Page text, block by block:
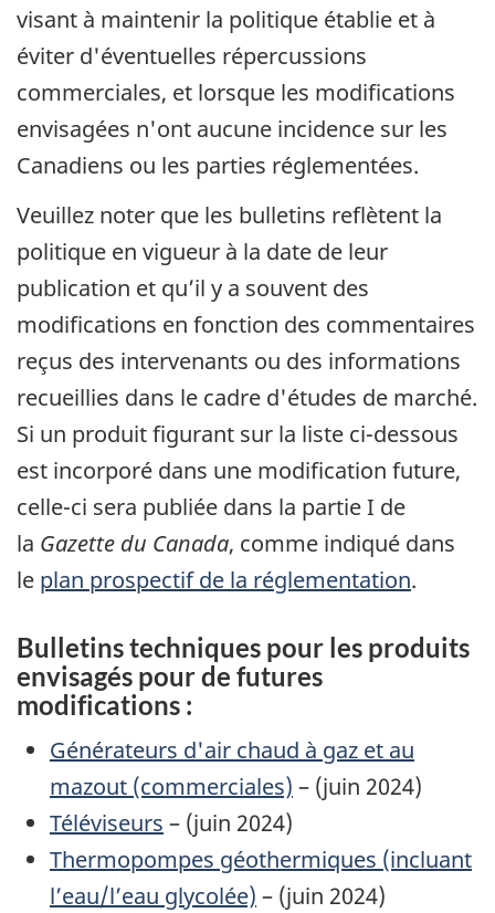
visant à maintenir la politique établie et à
éviter d'éventuelles répercussions
commerciales, et lorsque les modifications
envisagées n'ont aucune incidence sur les
Canadiens ou les parties réglementées.
Veuillez noter que les bulletins reflètent la
politique en vigueur à la date de leur
publication et qu’il y a souvent des
modifications en fonction des commentaires
reçus des intervenants ou des informations
recueillies dans le cadre d'études de marché.
Si un produit figurant sur la liste ci-dessous
est incorporé dans une modification future,
celle-ci sera publiée dans la partie I de
la Gazette du Canada, comme indiqué dans
le plan prospectif de la réglementation.
Bulletins techniques pour les produits
envisagés pour de futures
modifications :
Générateurs d'air chaud à gaz et au
mazout (commerciales) – (juin 2024)
Téléviseurs – (juin 2024)
Thermopompes géothermiques (incluant
l’eau/l’eau glycolée) – (juin 2024)